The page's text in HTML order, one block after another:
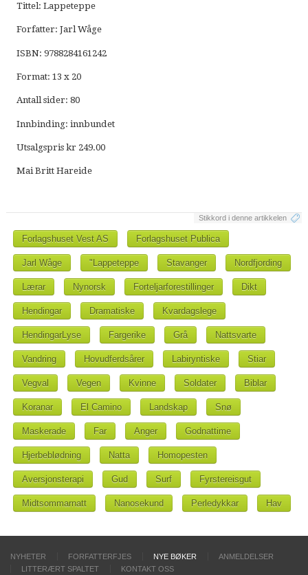
Tittel: Lappeteppe
Forfatter: Jarl Wåge
ISBN: 9788284161242
Format: 13 x 20
Antall sider: 80
Innbinding: innbundet
Utsalgspris kr 249.00
Mai Britt Hareide
Stikkord i denne artikkelen
Forlagshuset Vest AS Forlagshuset Publica
Jarl Wåge "Lappeteppe Stavanger Nordfjording
Lærar Nynorsk Forteljarforestillinger Dikt
Hendingar Dramatiske Kvardagslege
HendingarLyse Fargerike Grå Nattsvarte
Vandring Hovudferdsårer Labiryntiske Stiar
Vegval Vegen Kvinne Soldater Biblar
Koranar El Camino Landskap Snø
Maskerade Far Anger Godnattime
Hjerbeblødning Natta Homopesten
Aversjonsterapi Gud Surf Fyrstereisgut
Midtsommarnatt Nanosekund Perledykkar Hav
NYHETER FORFATTERFJES NYE BØKER
ANMELDELSER
LITTERÆRT SPALTET
KONTAKT OSS